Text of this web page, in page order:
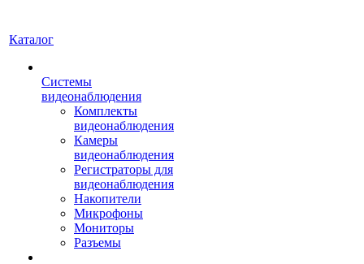
Каталог
Системы
видеонаблюдения
Комплекты
видеонаблюдения
Камеры
видеонаблюдения
Регистраторы для
видеонаблюдения
Накопители
Микрофоны
Мониторы
Разъемы